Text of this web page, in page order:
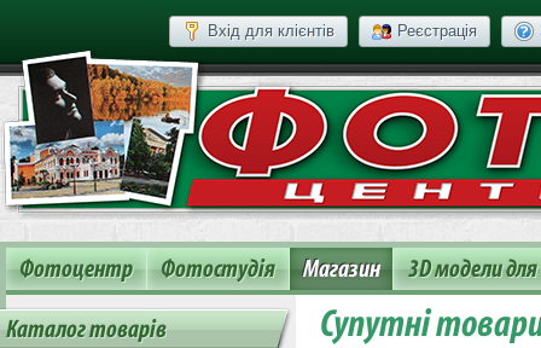
Вхід для клієнтів Реєстрація
Фотоцентр Фотостудія Магазин 3D модели
Каталог товарів Супутні